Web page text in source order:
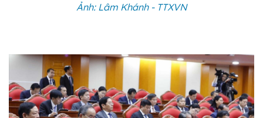
Ảnh: Lâm Khánh - TTXVN